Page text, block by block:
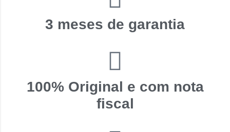
3 meses de garantia
100% Original e com nota
fiscal